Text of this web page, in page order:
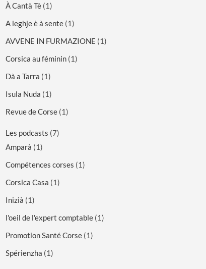
À Cantà Tè (1)
A leghje è à sente (1)
AVVENE IN FURMAZIONE (1)
Corsica au féminin (1)
Dà a Tarra (1)
Isula Nuda (1)
Revue de Corse (1)
Les podcasts (7)
Amparà (1)
Compétences corses (1)
Corsica Casa (1)
Inizià (1)
l'oeil de l'expert comptable (1)
Promotion Santé Corse (1)
Spérienzha (1)